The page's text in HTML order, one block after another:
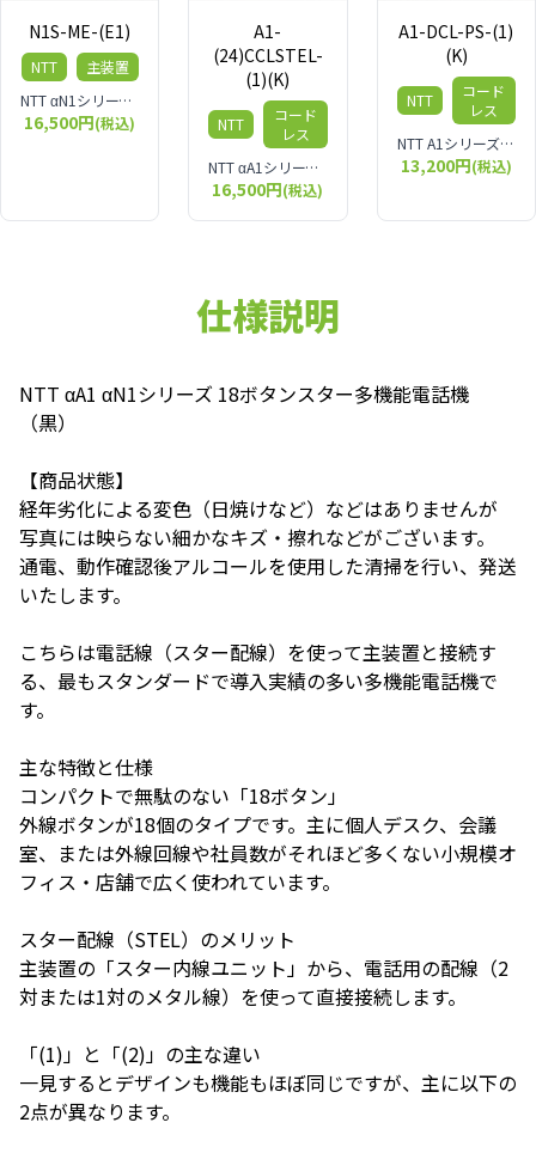
N1S-ME-(E1)
NTT
主装置
NTT αN1シリーズ S型主装置◆外線仕様初期 0最大 4◆内線仕様初期 0最大 10◆ユニット仕様初期 最大 6枚フリースロット6 指定スロット0【フリースロット】フリースロットはポート1.2.3.4.5.6です4BRUユニット実装時はポート6のみ実装可能◆サイズと消費電力サイズ 389mm×124mm×312mm消費電力
16,500円(税込)
A1-
(24)CCLSTEL-
(1)(K)
NTT
コード
レス
NTT αA1シリーズ カールコードレス電話機
16,500円(税込)
A1-DCL-PS-(1)
(K)
NTT
コード
レス
NTT A1シリーズ A1-DCL-PS-(1)(K) デジタルコードレス電話機 ※A1-MES-(1)等と組み合わせて使用します。 IPX4相当の生活防水性能を装備
13,200円(税込)
仕様説明
NTT αA1 αN1シリーズ 18ボタンスター多機能電話機
（黒）
【商品状態】
経年劣化による変色（日焼けなど）などはありませんが
写真には映らない細かなキズ・擦れなどがございます。
通電、動作確認後アルコールを使用した清掃を行い、発送
いたします。
こちらは電話線（スター配線）を使って主装置と接続す
る、最もスタンダードで導入実績の多い多機能電話機で
す。
主な特徴と仕様
コンパクトで無駄のない「18ボタン」
外線ボタンが18個のタイプです。主に個人デスク、会議
室、または外線回線や社員数がそれほど多くない小規模オ
フィス・店舗で広く使われています。
スター配線（STEL）のメリット
主装置の「スター内線ユニット」から、電話用の配線（2
対または1対のメタル線）を使って直接接続します。
「(1)」と「(2)」の主な違い
一見するとデザインも機能もほぼ同じですが、主に以下の
2点が異なります。